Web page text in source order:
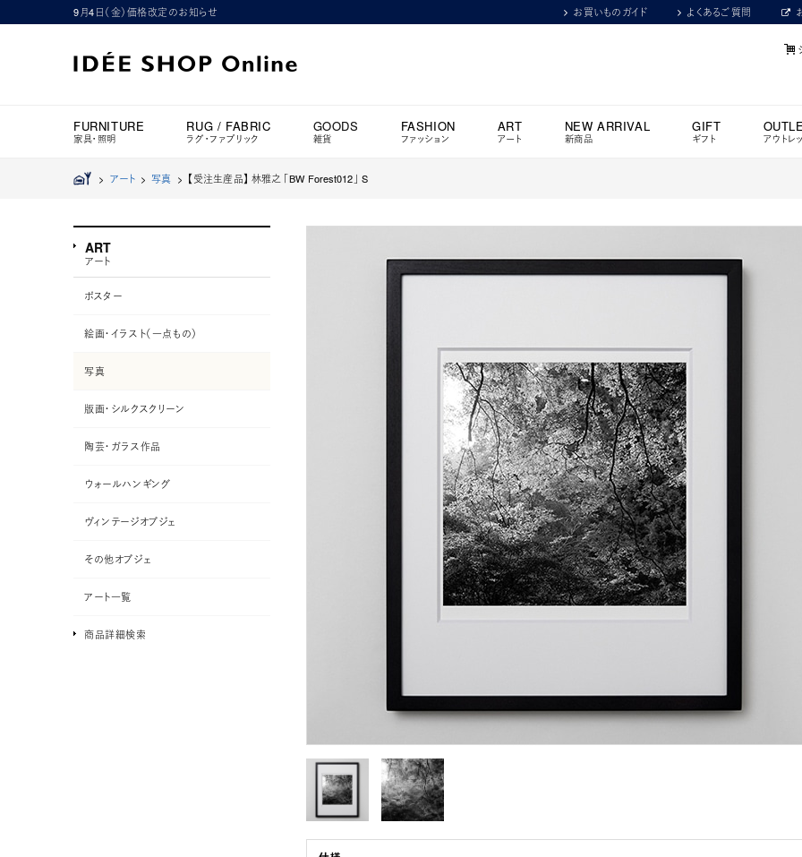
9月4日（金）価格改定のお知らせ お買いものガイド よくあるご質問
FURNITURE
家具・照明
RUG / FABRIC
ラグ・ファブリック
GOODS
雑貨
FASHION
ファッション
ART
アート
NEW ARRIVAL
新商品
GIFT
ギフト アウトレ
> アート>写真 > 【受注生産品】 林雅之 「BW Forest012」 S
ART
アート
ポスター
絵画・イラスト（一点もの）
写真
版画・シルクスクリーン
陶芸・ガラス作品
ウォールハンギング
ヴィンテージオブジェ
その他オブジェ
アート一覧
商品詳細検索